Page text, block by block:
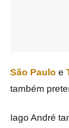
São Paulo e
também
Iago André